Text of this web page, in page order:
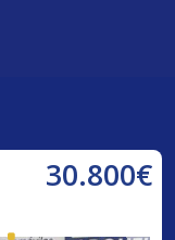
30.800€